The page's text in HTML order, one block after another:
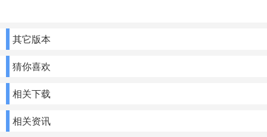
其它版本
猜你喜欢
相关下载
相关资讯